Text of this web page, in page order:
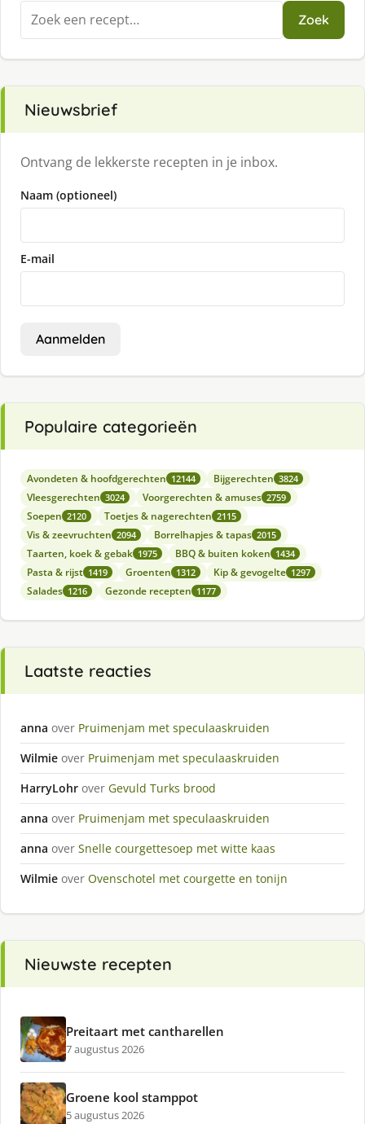
Zoeken
naar:
Zoek
Nieuwsbrief
Ontvang de lekkerste recepten in je inbox.
Naam (optioneel)
E-mail
Aanmelden
Populaire categorieën
Avondeten & hoofdgerechten 12144 Bijgerechten 3824
Vleesgerechten 3024 Voorgerechten & amuses 2759
Soepen 2120 Toetjes & nagerechten 2115
Vis & zeevruchten 2094 Borrelhapjes & tapas 2015
Taarten, koek & gebak 1975 BBQ & buiten koken 1434
Pasta & rijst 1419 Groenten 1312 Kip & gevogelte 1297
Salades 1216 Gezonde recepten 1177
Laatste reacties
anna over Pruimenjam met speculaaskruiden
Wilmie over Pruimenjam met speculaaskruiden
HarryLohr over Gevuld Turks brood
anna over Pruimenjam met speculaaskruiden
anna over Snelle courgettesoep met witte kaas
Wilmie over Ovenschotel met courgette en tonijn
Nieuwste recepten
Preitaart met cantharellen
7 augustus 2026
Groene kool stamppot
5 augustus 2026